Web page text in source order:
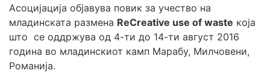
Асоцијација објавува повик за учество на
младинската размена ReCreative use of waste која
што се оддржува од 4-ти до 14-ти август 2016
година во младинскиот камп Марабу, Милчовени,
Романија.